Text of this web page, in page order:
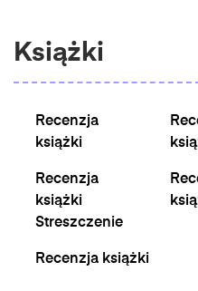
Książki
Recenzja
książki
Recenzja
książki
Streszczenie
Recenzja książki